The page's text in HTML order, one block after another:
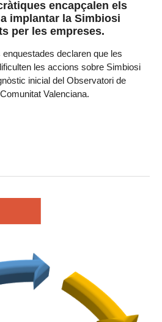
encapçalen els
implantar la Simbiosi
per les empreses.
declaren que les
les accions sobre Simbiosi
inicial del Observatori de
Valenciana.